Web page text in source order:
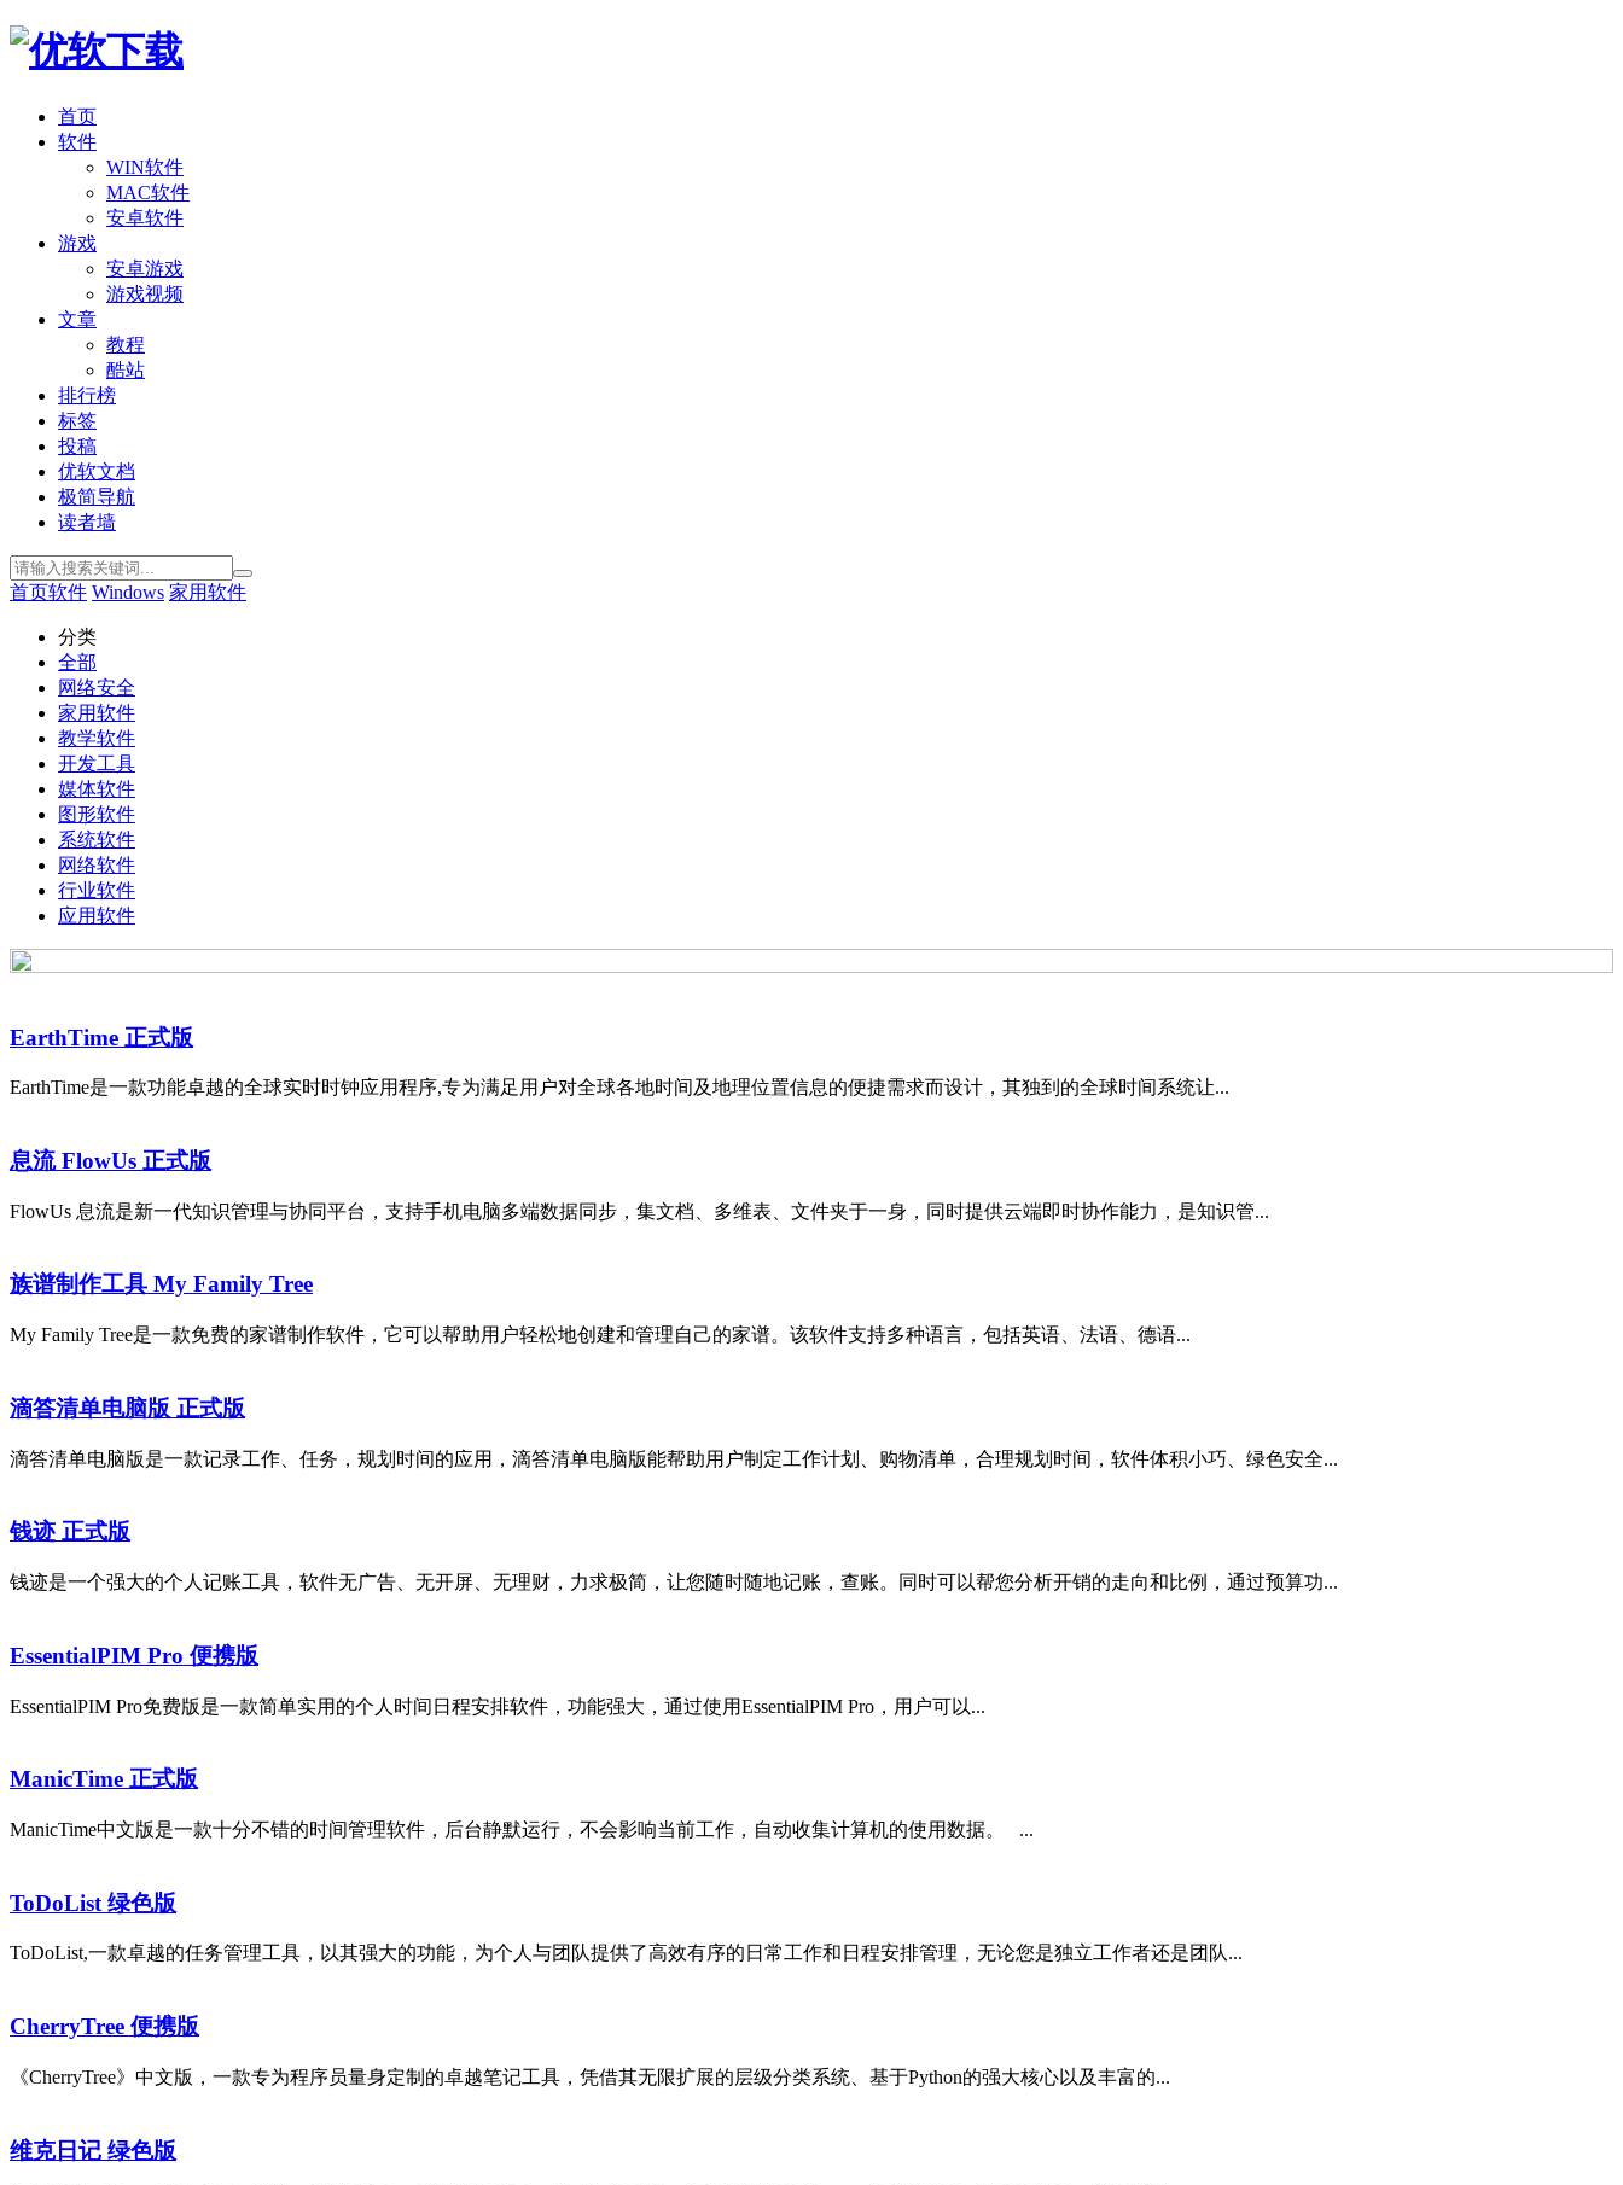
首页
软件
WIN软件
MAC软件
安卓软件
游戏
安卓游戏
游戏视频
文章
教程
酷站
排行榜
标签
投稿
优软文档
极简导航
读者墙
首页软件 Windows 家用软件
分类
全部
网络安全
家用软件
教学软件
开发工具
媒体软件
图形软件
系统软件
网络软件
行业软件
应用软件
EarthTime 正式版
EarthTime是一款功能卓越的全球实时时钟应用程序,专为满足用户对全球各地时间及地理位置信息的便捷需求而设计，其独到的全球时间系统让...
息流 FlowUs 正式版
FlowUs 息流是新一代知识管理与协同平台，支持手机电脑多端数据同步，集文档、多维表、文件夹于一身，同时提供云端即时协作能力，是知识管...
族谱制作工具 My Family Tree
My Family Tree是一款免费的家谱制作软件，它可以帮助用户轻松地创建和管理自己的家谱。该软件支持多种语言，包括英语、法语、德语...
滴答清单电脑版 正式版
滴答清单电脑版是一款记录工作、任务，规划时间的应用，滴答清单电脑版能帮助用户制定工作计划、购物清单，合理规划时间，软件体积小巧、绿色安全...
钱迹 正式版
钱迹是一个强大的个人记账工具，软件无广告、无开屏、无理财，力求极简，让您随时随地记账，查账。同时可以帮您分析开销的走向和比例，通过预算功...
EssentialPIM Pro 便携版
EssentialPIM Pro免费版是一款简单实用的个人时间日程安排软件，功能强大，通过使用EssentialPIM Pro，用户可以...
ManicTime 正式版
ManicTime中文版是一款十分不错的时间管理软件，后台静默运行，不会影响当前工作，自动收集计算机的使用数据。 ...
ToDoList 绿色版
ToDoList,一款卓越的任务管理工具，以其强大的功能，为个人与团队提供了高效有序的日常工作和日程安排管理，无论您是独立工作者还是团队...
CherryTree 便携版
《CherryTree》中文版，一款专为程序员量身定制的卓越笔记工具，凭借其无限扩展的层级分类系统、基于Python的强大核心以及丰富的...
维克日记 绿色版